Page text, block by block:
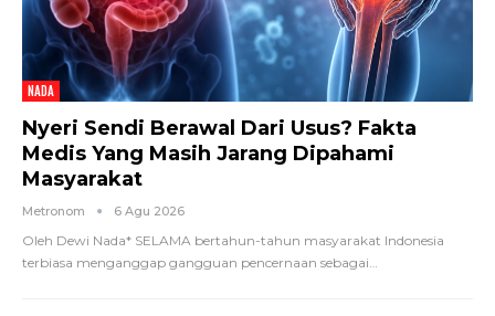
NADA
Nyeri Sendi Berawal Dari Usus? Fakta
Medis Yang Masih Jarang Dipahami
Masyarakat
Metronom 6 Agu 2026
Oleh Dewi Nada* SELAMA bertahun-tahun masyarakat Indonesia
terbiasa menganggap gangguan pencernaan sebagai